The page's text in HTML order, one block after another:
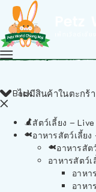
ไม่มีสินค้าในตะกร้า
Back
สัตว์เลี้ยง –
อาหารสัตว์เลี้ยง
อาหารสัต
อาหารสัตว์
อาหา
อาหา